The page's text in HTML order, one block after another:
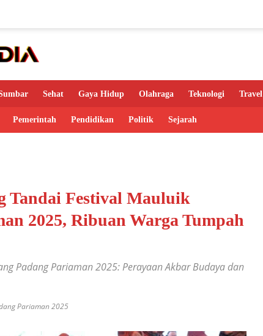
Sehat Gaya Hidup Olahraga Teknologi Travel
Pemerintah Pendidikan Politik Sejarah
Tandai Festival Mauluik
2025, Ribuan Warga Tumpah
Padang Pariaman 2025: Perayaan Akbar Budaya dan
Pariaman 2025